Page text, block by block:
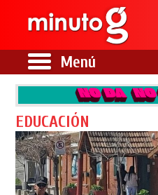
Menú
EDUCACIÓN